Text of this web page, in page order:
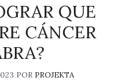
QUE
CÁNCER
POR PROJEKTA